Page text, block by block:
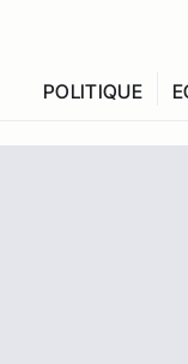
POLITIQUE